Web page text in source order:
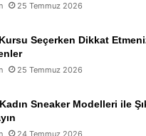
25 Temmuz 2026
Seçerken Dikkat
25 Temmuz 2026
Sneaker Modelleri ile
24 Temmuz 2026